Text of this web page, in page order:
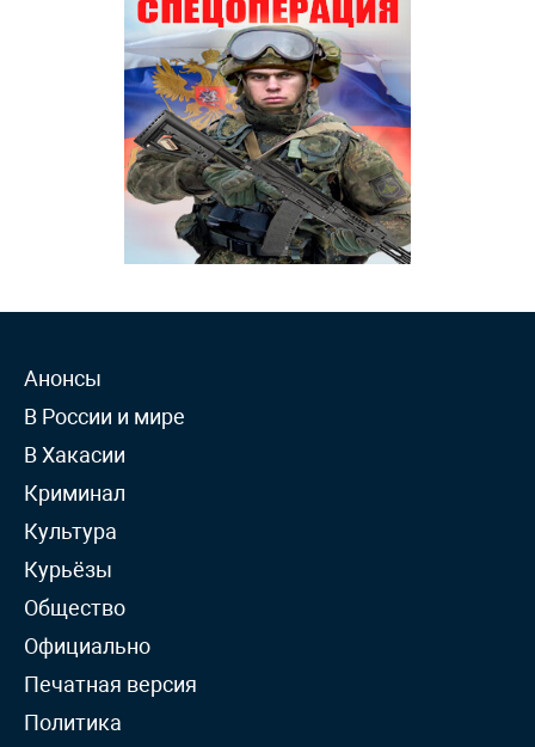
Анонсы
В России и мире
В Хакасии
Криминал
Культура
Курьёзы
Общество
Официально
Печатная версия
Политика